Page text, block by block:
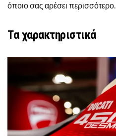
όποιο σας αρέσει περισσότερο.
Τα χαρακτηριστικά